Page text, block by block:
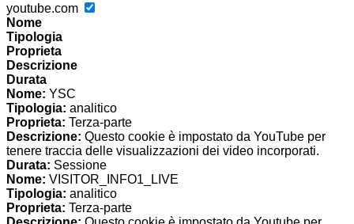
youtube.com
Nome
Tipologia
Proprieta
Descrizione
Durata
Nome: YSC
Tipologia: analitico
Proprieta: Terza-parte
Descrizione: Questo cookie è impostato da YouTube per
tenere traccia delle visualizzazioni dei video incorporati.
Durata: Sessione
Nome: VISITOR_INFO1_LIVE
Tipologia: analitico
Proprieta: Terza-parte